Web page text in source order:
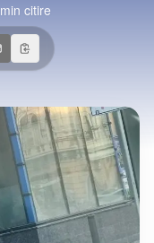
min citire